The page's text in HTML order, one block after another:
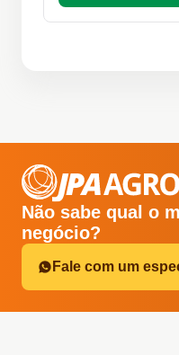
Não sabe qual o
negócio?
Fale com um